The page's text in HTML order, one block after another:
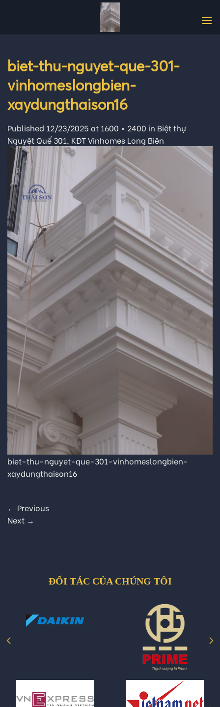
biet-thu-nguyet-que-301-
vinhomeslongbien-
xaydungthaison16
Published 12/23/2025 at 1600 × 2400 in Biệt thự
Nguyệt Quế 301, KĐT Vinhomes Long Biên
biet-thu-nguyet-que-301-vinhomeslongbien-
xaydungthaison16
← Previous
Next →
ĐỐI TÁC CỦA CHÚNG TÔI